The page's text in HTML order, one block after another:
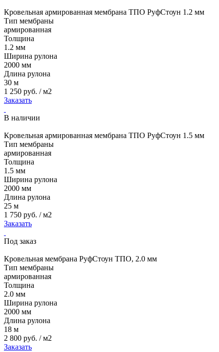
Кровельная армированная мембрана ТПО РуфСтоун 1.2 мм
Тип мембраны
армированная
Толщина
1.2 мм
Ширина рулона
2000 мм
Длина рулона
30 м
1 250 руб. / м2
Заказать
В наличии
Кровельная армированная мембрана ТПО РуфСтоун 1.5 мм
Тип мембраны
армированная
Толщина
1.5 мм
Ширина рулона
2000 мм
Длина рулона
25 м
1 750 руб. / м2
Заказать
Под заказ
Кровельная мембрана РуфСтоун ТПО, 2.0 мм
Тип мембраны
армированная
Толщина
2.0 мм
Ширина рулона
2000 мм
Длина рулона
18 м
2 800 руб. / м2
Заказать